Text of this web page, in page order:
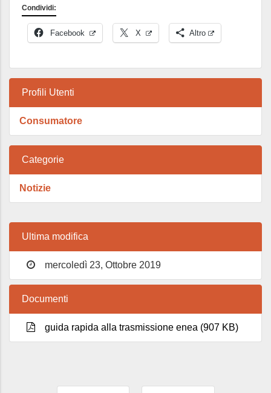
Condividi:
Facebook X Altro
Profili Utenti
Consumatore
Categorie
Notizie
Ultima modifica
mercoledì 23, Ottobre 2019
Documenti
guida rapida alla trasmissione enea (907 KB)